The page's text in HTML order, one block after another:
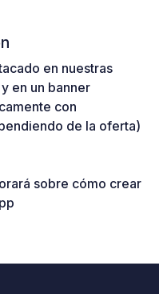
en nuestras
en un banner
con
de la oferta)
sobre cómo crear